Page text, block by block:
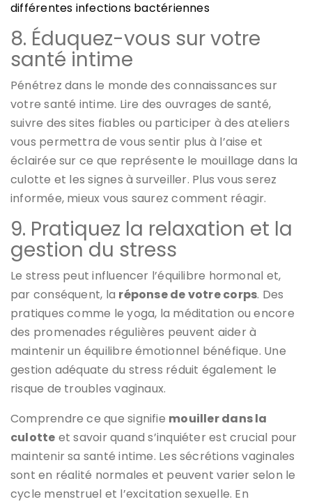
différentes infections bactériennes
8. Éduquez-vous sur votre
santé intime
Pénétrez dans le monde des connaissances sur
votre santé intime. Lire des ouvrages de santé,
suivre des sites fiables ou participer à des ateliers
vous permettra de vous sentir plus à l’aise et
éclairée sur ce que représente le mouillage dans la
culotte et les signes à surveiller. Plus vous serez
informée, mieux vous saurez comment réagir.
9. Pratiquez la relaxation et la
gestion du stress
Le stress peut influencer l’équilibre hormonal et,
par conséquent, la réponse de votre corps. Des
pratiques comme le yoga, la méditation ou encore
des promenades régulières peuvent aider à
maintenir un équilibre émotionnel bénéfique. Une
gestion adéquate du stress réduit également le
risque de troubles vaginaux.
Comprendre ce que signifie mouiller dans la
culotte et savoir quand s’inquiéter est crucial pour
maintenir sa santé intime. Les sécrétions vaginales
sont en réalité normales et peuvent varier selon le
cycle menstruel et l’excitation sexuelle. En